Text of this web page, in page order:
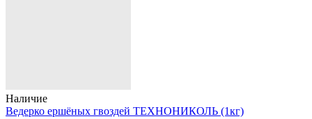
Наличие
Ведерко ершёных гвоздей ТЕХНОНИКОЛЬ (1кг)